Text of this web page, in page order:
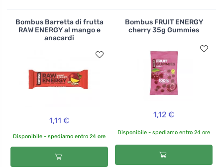
Bombus Barretta di frutta
RAW ENERGY al mango e
anacardi
1,11 €
Disponibile - spediamo entro 24 ore
Bombus FRUIT ENERGY
cherry 35g Gummies
1,12 €
Disponibile - spediamo entro 24 ore